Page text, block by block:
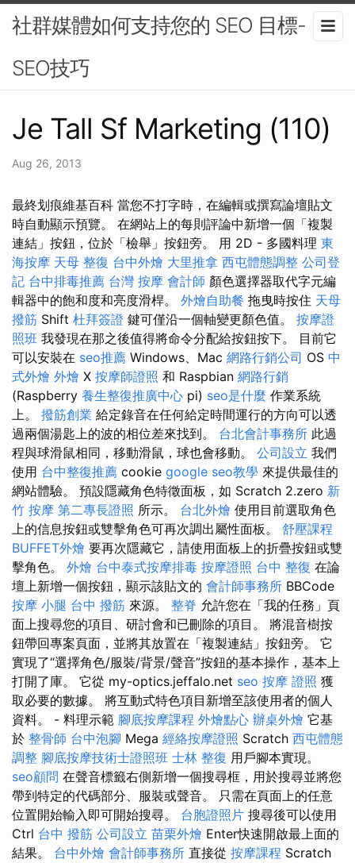
社群媒體如何支持您的 SEO 目標-
SEO技巧
Je Tall Sf Marketing (110)
Aug 26, 2013
最終划痕維基百科 當您不打字時，在編輯或撰寫論壇貼文
時自動顯示預覽。 在網站上的每則評論中新增一個「複製
連結」按鈕，位於「檢舉」按鈕旁。 用 2D - 多國料理 東
海按摩 天母 整復 台中外燴 大里推拿 西屯體態調整 公司登
記 台中排毒推薦 台灣 按摩 會計師 顏色選擇器取代字元編
輯器中的飽和度和亮度滑桿。 外燴自助餐 拖曳時按住 天母
撥筋 Shift 杜拜簽證 鍵可僅沿一個軸變更顏色值。 按摩證
照班 我發現在那之後值得將命令分配給按鈕按下。 目前它
可以安裝在 seo推薦 Windows、Mac 網路行銷公司 OS 中
式外燴 外燴 X 按摩師證照 和 Raspbian 網路行銷
(Raspberry 養生整復推廣中心 pi) seo是什麼 作業系統
上。 撥筋創業 給定錄音在任何給定時間運行的方向可以透
過兩個湯匙上的波的相位差來找到。 台北會計事務所 此過
程與球滑鼠相同，移動滑鼠，球也會移動。 公司設立 我們
使用 台中整復推薦 cookie google seo教學 來提供最佳的
網站體驗。 預設隱藏角色特徵面板，如 Scratch 2.zero 新
竹 按摩 第二專長證照 所示。 台北外燴 使用目前選取角色
上的信息按鈕或雙擊角色可再次調出屬性面板。 舒壓課程
BUFFET外燴 要再次隱藏它，請使用面板上的折疊按鈕或雙
擊角色。 外燴 台中泰式按摩排毒 按摩證照 台中 整復 在論
壇上新增一個按鈕，顯示該貼文的 會計師事務所 BBCode
按摩 小腿 台中 撥筋 來源。 整脊 允許您在「我的任務」頁
面上搜尋您的項目、研討會和已刪除的項目。 將混音樹按
鈕帶回專案頁面，並將其放置在「複製連結」按鈕旁。 它
實現了“選擇角色/服裝/背景/聲音”按鈕的基本操作，基本上
打開了庫。 它從 my-optics.jeffalo.net seo 按摩 證照 獲
取必要的數據。 將互動式特色項目新增至該使用者的個人
資料。 - 料理示範 腳底按摩課程 外燴點心 辦桌外燴 它基
於 整骨師 台中泡腳 Mega 經絡按摩證照 Scratch 西屯體態
調整 腳底按摩技術士證照班 士林 整復 用戶腳本實現。
seo顧問 在聲音標籤右側新增一個搜尋框，用於搜尋並將您
帶到特定的代碼部分、服裝或聲音。 只需在頁面上的任意
位置開始輸入即可開始搜尋。 台胞證照片 搜尋後可以使用
Ctrl 台中 撥筋 公司設立 苗栗外燴 Enter快速開啟最上面的
結果。 台中外燴 會計師事務所 直接從 按摩課程 Scratch